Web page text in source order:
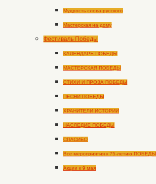
Мудрость слова русского
Мастерская на дому
Фестиваль Победы
КАЛЕНДАРЬ ПОБЕДЫ
МАСТЕРСКАЯ ПОБЕДЫ
СТИХИ И ПРОЗА ПОБЕДЫ
ПЕСНИ ПОБЕДЫ
ХРАНИТЕЛИ ИСТОРИИ
НАСЛЕДИЕ ПОБЕДЫ
СПАСИБО
Все мероприятия к 75-летию ПОБЕДЫ
Акции к 9 мая